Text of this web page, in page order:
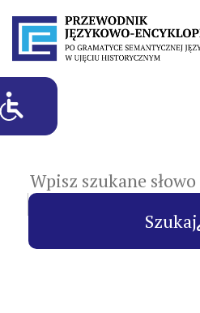
Szukaj